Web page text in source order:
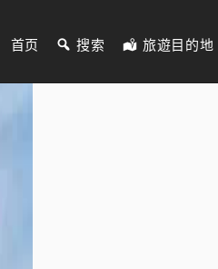
首页 搜索 旅遊目的地